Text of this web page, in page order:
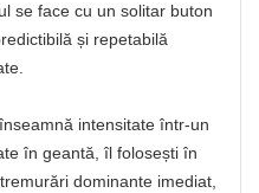
se face cu un solitar buton
și repetabilă
intensitate într-un
în geantă, îl folosești în
dominante imediat,